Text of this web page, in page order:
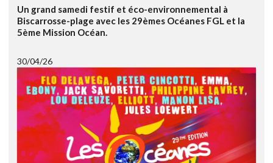
Un grand samedi festif et éco-environnemental à
Biscarrosse-plage avec les 29èmes Océanes FGL et la
5ème Mission Océan.
30/04/26